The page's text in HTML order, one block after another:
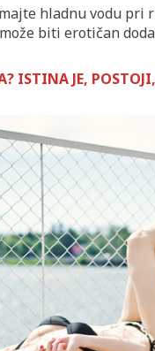
hladnu vodu pri
biti erotičan
ISTINA JE,